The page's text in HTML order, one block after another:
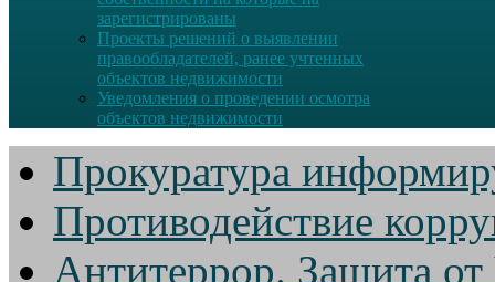
зарегистрированы
Проекты решений о выявлении
правообладателей, ранее учтенных
объектов недвижимости
Уведомления о проведении осмотра
объектов недвижимости
Прокуратура
Противодействие
Антитеррор. Защита